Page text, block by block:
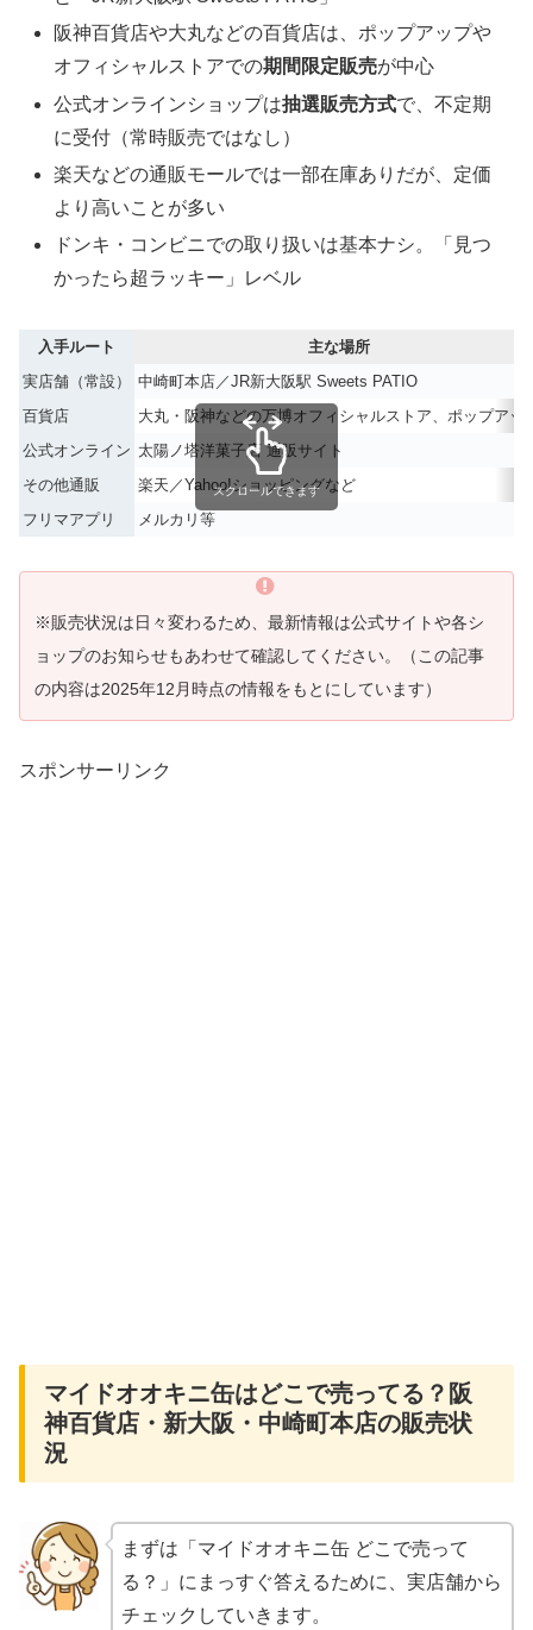
阪神百貨店や大丸などの百貨店は、ポップアップや
オフィシャルストアでの期間限定販売が中心
公式オンラインショップは抽選販売方式で、不定期
に受付（常時販売ではなし）
楽天などの通販モールでは一部在庫ありだが、定価
より高いことが多い
ドンキ・コンビニでの取り扱いは基本ナシ。「見つ
かったら超ラッキー」レベル
入手ルート
主な場所
実店舗（常設）
中崎町本店／JR新大阪駅 Sweets PATIO
百貨店
大丸・阪神などの万博オフィシャルストア、ポップアッ
公式オンライン 太陽ノ塔洋菓子店 通販サイト
その他通販
楽天／Yahoo!ショッピングなど
フリマアプリ
メルカリ等
スクロールできます
※販売状況は日々変わるため、最新情報は公式サイトや各シ
ョップのお知らせもあわせて確認してください。（この記事
の内容は2025年12月時点の情報をもとにしています）
スポンサーリンク
マイドオオキニ缶はどこで売ってる？阪
神百貨店・新大阪・中崎町本店の販売状
況
まずは「マイドオオキニ缶 どこで売って
る？」にまっすぐ答えるために、実店舗から
チェックしていきます。